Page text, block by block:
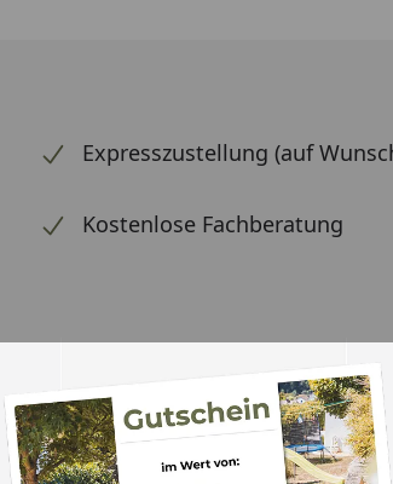
Expresszustellung (auf
Kostenlose Fachberatung